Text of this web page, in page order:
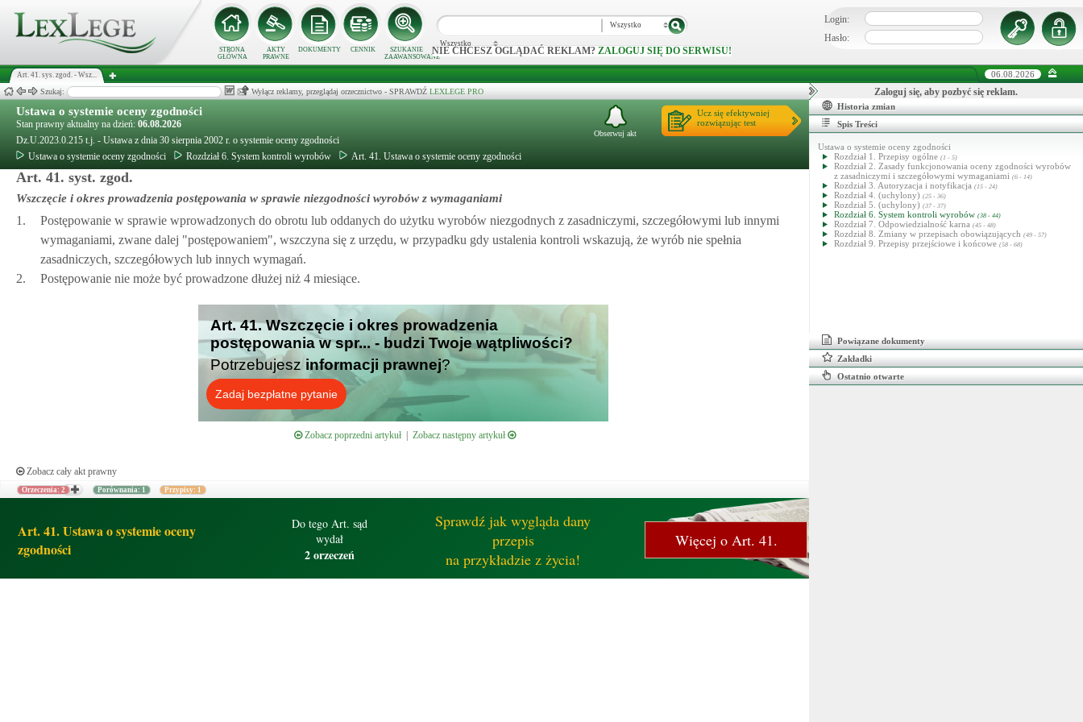
STRONA
GŁÓWNA
AKTY
PRAWNE
DOKUMENTY CENNIK
SZUKANIE
ZAAWANSOWANE
Wszystko
Wszystko
NIE CHCESZ OGLĄDAĆ REKLAM? ZALOGUJ SIĘ DO SERWISU!
Login:
Hasło:
Art. 41. sys. zgod. - Wsz... 06.08.2026
Szukaj: Wyłącz reklamy, przeglądaj orzecznictwo - SPRAWDŹ LEXLEGE PRO
Ustawa o systemie oceny zgodności
Stan prawny aktualny na dzień: 06.08.2026
Dz.U.2023.0.215 t.j. - Ustawa z dnia 30 sierpnia 2002 r. o systemie oceny zgodności
Ustawa o systemie oceny zgodności
Rozdział 6. System kontroli wyrobów Art. 41. Ustawa o systemie oceny zgodności
Ucz się efektywniej
rozwiązując test
Obserwuj akt
Art. 41. syst. zgod.
Wszczęcie i okres prowadzenia postępowania w sprawie niezgodności wyrobów z wymaganiami
1.
Postępowanie w sprawie wprowadzonych do obrotu lub oddanych do użytku wyrobów niezgodnych z zasadniczymi, szczegółowymi lub innymi
wymaganiami, zwane dalej "postępowaniem", wszczyna się z urzędu, w przypadku gdy ustalenia kontroli wskazują, że wyrób nie spełnia
zasadniczych, szczegółowych lub innych wymagań.
2.
Postępowanie nie może być prowadzone dłużej niż 4 miesiące.
Art. 41. Wszczęcie i okres prowadzenia
postępowania w spr... - budzi Twoje wątpliwości?
Potrzebujesz informacji prawnej?
Zadaj bezpłatne pytanie
Zobacz poprzedni artykuł| Zobacz następny artykuł
Zobacz cały akt prawny
Orzeczenia: 2 Porównania: 1 Przypisy: 1
Art. 41. Ustawa o systemie oceny
zgodności
Do tego Art. sąd
wydał
2 orzeczeń
Sprawdź jak wygląda dany
przepis
na przykładzie z życia!
Więcej o Art. 41.
Zaloguj się, aby pozbyć się reklam.
Historia zmian
Spis Treści
Ustawa o systemie oceny zgodności
Rozdział 1. Przepisy ogólne (1 - 5)
Rozdział 2. Zasady funkcjonowania oceny zgodności wyrobów
z zasadniczymi i szczegółowymi wymaganiami (6 - 14)
Rozdział 3. Autoryzacja i notyfikacja (15 - 24)
Rozdział 4. (uchylony) (25 - 36)
Rozdział 5. (uchylony) (37 - 37)
Rozdział 6. System kontroli wyrobów (38 - 44)
Rozdział 7. Odpowiedzialność karna (45 - 48)
Rozdział 8. Zmiany w przepisach obowiązujących (49 - 57)
Rozdział 9. Przepisy przejściowe i końcowe (58 - 68)
Powiązane dokumenty
Zakładki
Ostatnio otwarte